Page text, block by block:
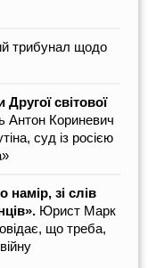
трибунал щодо
світової
Антон Кориневич
суд із росією
зі слів
Юрист Марк
що треба,